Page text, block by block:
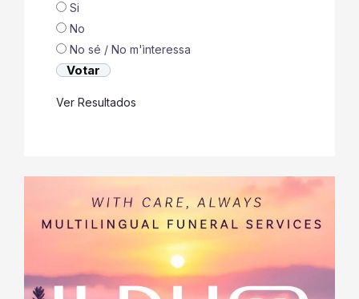
Si
No
No sé / No m'ìnteressa
Ver Resultados